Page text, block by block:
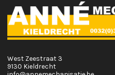
West Zeestraat 3
9130 Kieldrecht